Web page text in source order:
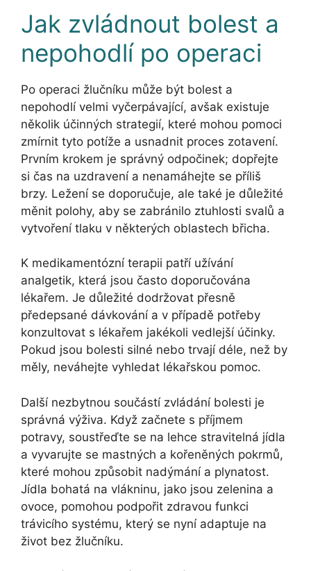
Jak zvládnout bolest a
nepohodlí po operaci
Po operaci žlučníku může být bolest a
nepohodlí velmi vyčerpávající, avšak existuje
několik účinných strategií, které mohou pomoci
zmírnit tyto potíže a usnadnit proces zotavení.
Prvním krokem je správný odpočinek; dopřejte
si čas na uzdravení a nenamáhejte se příliš
brzy. Ležení se doporučuje, ale také je důležité
měnit polohy, aby se zabránilo ztuhlosti svalů a
vytvoření tlaku v některých oblastech břicha.
K medikamentózní terapii patří užívání
analgetik, která jsou často doporučována
lékařem. Je důležité dodržovat přesně
předepsané dávkování a v případě potřeby
konzultovat s lékařem jakékoli vedlejší účinky.
Pokud jsou bolesti silné nebo trvají déle, než by
měly, neváhejte vyhledat lékařskou pomoc.
Další nezbytnou součástí zvládání bolesti je
správná výživa. Když začnete s příjmem
potravy, soustřeďte se na lehce stravitelná jídla
a vyvarujte se mastných a kořeněných pokrmů,
které mohou způsobit nadýmání a plynatost.
Jídla bohatá na vlákninu, jako jsou zelenina a
ovoce, pomohou podpořit zdravou funkci
trávicího systému, který se nyní adaptuje na
život bez žlučníku.